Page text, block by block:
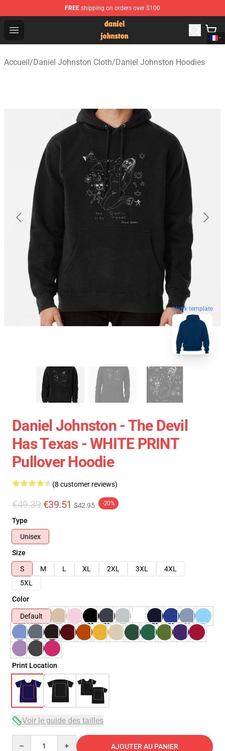
FREE shipping on orders over $100
Open menu
Daniel Johnston Store - Official Daniel Johnston
Accueil/Daniel Johnston Cloth/Daniel Johnston Hoodies
blank template
Daniel Johnston - The Devil
Has Texas - WHITE PRINT
Pullover Hoodie
(8 customer reviews)
€49.39 €39.51 $42.95 -20%
Type
Unisex
Size
S
M L XL 2XL 3XL
4XL
5XL
Color
Default
Print Location
Voir le guide des tailles
AJOUTER AU PANIER